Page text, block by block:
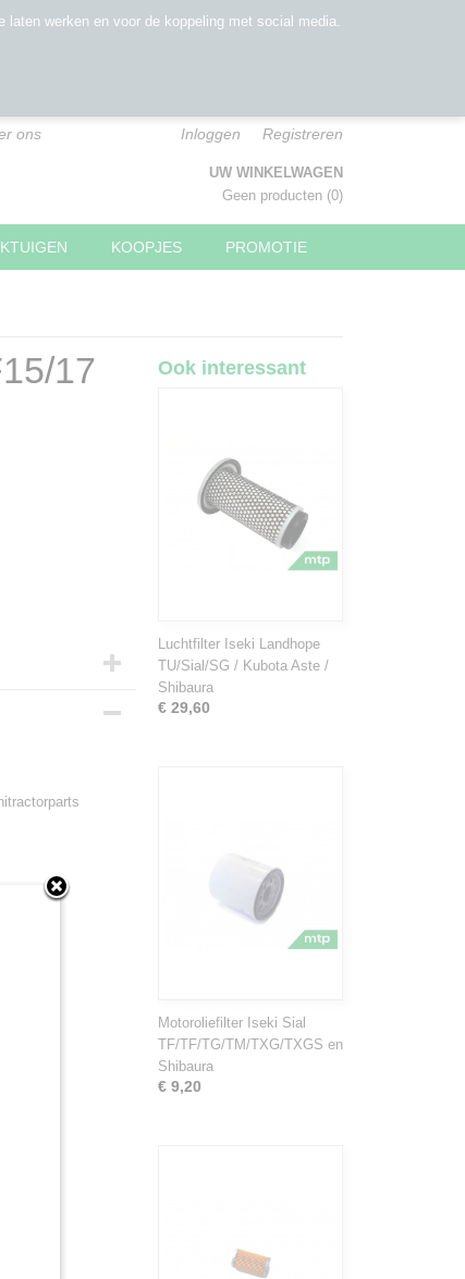
ons Inloggen Registreren
UW WINKELWAGEN
Geen producten (0)
KOOPJES PROMOTIE
17 Ook interessant
Luchtfilter Iseki Landhope
TU/Sial/SG / Kubota Aste /
Shibaura
€ 29,60
Motoroliefilter Iseki Sial
TF/TF/TG/TM/TXG/TXGS en
Shibaura
€ 9,20
werken en voor de koppeling met social media.